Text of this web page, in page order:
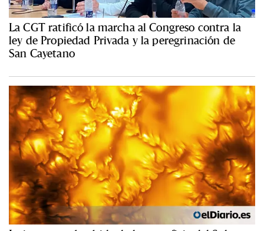
La CGT ratificó la marcha al Congreso contra la
ley de Propiedad Privada y la peregrinación de
San Cayetano